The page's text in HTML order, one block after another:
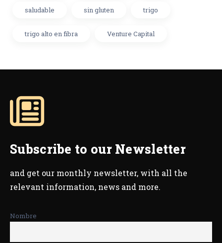
saludable sin gluten trigo
trigo alto en fibra Venture Capital
Subscribe to our Newsletter
and get our monthly newsletter, with all the
relevant information, news and more.
Nombre